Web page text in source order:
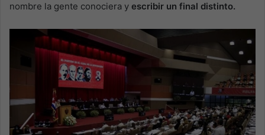
nombre la gente conociera y escribir un final distinto.